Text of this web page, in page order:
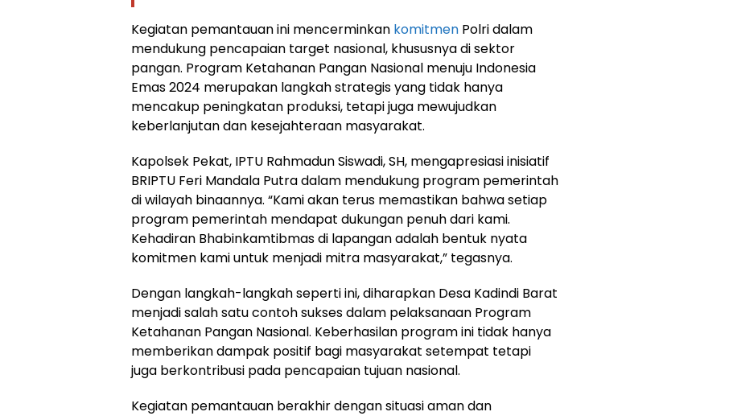
Kegiatan pemantauan ini mencerminkan komitmen Polri dalam
mendukung pencapaian target nasional, khususnya di sektor
pangan. Program Ketahanan Pangan Nasional menuju Indonesia
Emas 2024 merupakan langkah strategis yang tidak hanya
mencakup peningkatan produksi, tetapi juga mewujudkan
keberlanjutan dan kesejahteraan masyarakat.
Kapolsek Pekat, IPTU Rahmadun Siswadi, SH, mengapresiasi inisiatif
BRIPTU Feri Mandala Putra dalam mendukung program pemerintah
di wilayah binaannya. “Kami akan terus memastikan bahwa setiap
program pemerintah mendapat dukungan penuh dari kami.
Kehadiran Bhabinkamtibmas di lapangan adalah bentuk nyata
komitmen kami untuk menjadi mitra masyarakat,” tegasnya.
Dengan langkah-langkah seperti ini, diharapkan Desa Kadindi Barat
menjadi salah satu contoh sukses dalam pelaksanaan Program
Ketahanan Pangan Nasional. Keberhasilan program ini tidak hanya
memberikan dampak positif bagi masyarakat setempat tetapi
juga berkontribusi pada pencapaian tujuan nasional.
Kegiatan pemantauan berakhir dengan situasi aman dan